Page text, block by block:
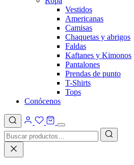
Vestidos
Americanas
Camisas
Chaquetas y abrigos
Faldas
Kaftanes y Kimonos
Pantalones
Prendas de punto
T-Shirts
Tops
Conócenos